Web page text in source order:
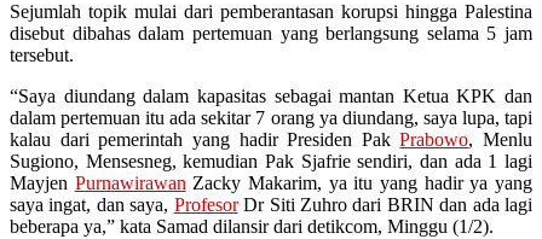
Sejumlah topik mulai dari pemberantasan korupsi hingga Palestina
disebut dibahas dalam pertemuan yang berlangsung selama 5 jam
tersebut.
“Saya diundang dalam kapasitas sebagai mantan Ketua KPK dan
dalam pertemuan itu ada sekitar 7 orang ya diundang, saya lupa, tapi
kalau dari pemerintah yang hadir Presiden PakPrabowo, Menlu
Sugiono, Mensesneg, kemudian Pak Sjafrie sendiri, dan ada 1 lagi
Mayjen Purnawirawan Zacky Makarim, ya itu yang hadir ya yang
saya ingat, dan saya, ProfesorDr Siti Zuhro dari BRIN dan ada lagi
beberapa ya,” kata Samad dilansir dari detikcom, Minggu (1/2).